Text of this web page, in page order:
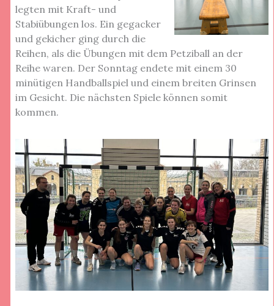
legten mit Kraft- und
Stabiübungen los. Ein gegacker
und gekicher ging durch die
Reihen, als die Übungen mit dem Petziball an der
Reihe waren. Der Sonntag endete mit einem 30
minütigen Handballspiel und einem breiten Grinsen
im Gesicht. Die nächsten Spiele können somit
kommen.